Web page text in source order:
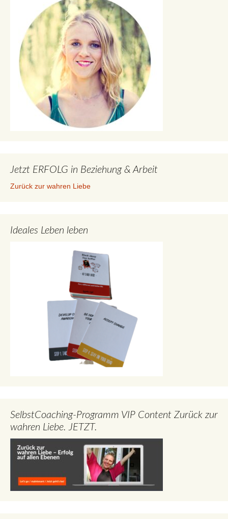
Jetzt ERFOLG in Beziehung & Arbeit
Zurück zur wahren Liebe
Ideales Leben leben
SelbstCoaching-Programm VIP Content Zurück zur
wahren Liebe. JETZT.